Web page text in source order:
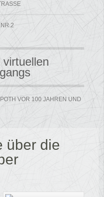
virtuellen
VOR 100 JAHREN UND
über die